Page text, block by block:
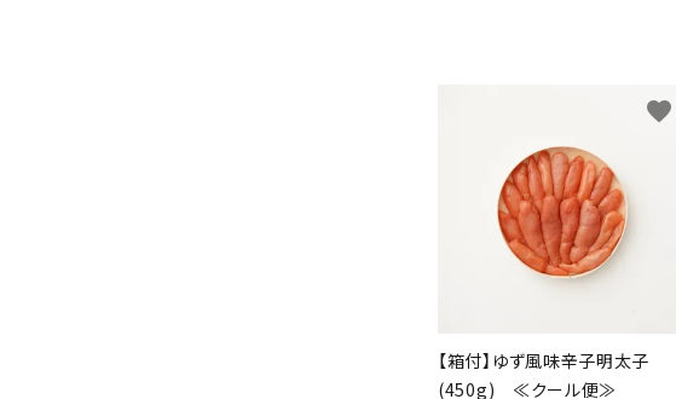
【箱付】ゆず風味辛子明太子
(450g) ≪クール便≫
favorite